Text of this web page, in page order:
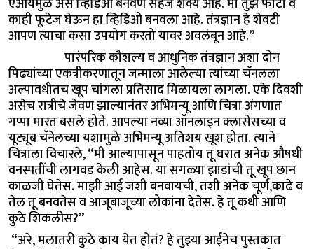
काही फूटेज घेऊन हा व्हिडिओ बनवला आहे. तंत्रज्ञान हे शेवटी
आपण त्याचा कसा उपयोग करतो यावर अवलंबून आहे.”
पारंपरिक कौशल्य व आधुनिक तंत्रज्ञान अशा दोन
पिढ्यांच्या एकत्रीकरणातून जन्माला आलेल्या त्यांच्या चॅनलला
अल्पावधीतच खूप चांगला प्रतिसाद मिळायला लागला. एके दिवशी
असेच रात्रीचे जेवण झाल्यानंतर अभिमन्यू आणि चित्रा अंगणात
गप्पा मारत बसले होते. आपल्या नव्या ऑनलाइन क्लासेसच्या व
यूट्यूब चॅनेलच्या यशामुळे अभिमन्यू अतिशय खूश होता. त्याने
चित्राला विचारले, “मी आल्यापासून पाहतोय तू घरात अनेक औषधी
वनस्पतींची लागवड केली आहेस. या सगळ्या झाडांची तू खूप छान
काळजी घेतेस. माझी आई जशी बनवायची, तशी अनेक चूर्ण,काढे व
तेल तू बनवतेस व आजूबाजूच्या लोकांना देतेस. हे तू कधी आणि
कुठे शिकलीस?”
“अरे, मलातरी कुठे काय येत होतं? हे तुझ्या आईनेच पुस्तकात